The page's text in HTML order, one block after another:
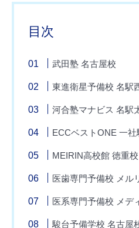
目次
武田塾 名古屋校
東進衛星予備校 名駅
河合塾マナビス 名駅
ECCベストONE 一社
MEIRIN高校館 徳重校
医歯専門予備校 メル
医系専門予備校 メデ
駿台予備学校 名古屋